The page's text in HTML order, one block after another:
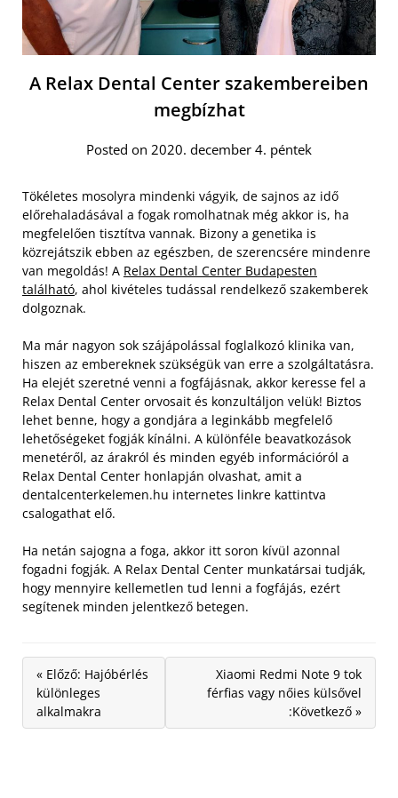
A Relax Dental Center szakembereiben
megbízhat
Posted on 2020. december 4. péntek
Tökéletes mosolyra mindenki vágyik, de sajnos az idő
előrehaladásával a fogak romolhatnak még akkor is, ha
megfelelően tisztítva vannak. Bizony a genetika is
közrejátszik ebben az egészben, de szerencsére mindenre
van megoldás! A Relax Dental Center Budapesten
található, ahol kivételes tudással rendelkező szakemberek
dolgoznak.
Ma már nagyon sok szájápolással foglalkozó klinika van,
hiszen az embereknek szükségük van erre a szolgáltatásra.
Ha elejét szeretné venni a fogfájásnak, akkor keresse fel a
Relax Dental Center orvosait és konzultáljon velük! Biztos
lehet benne, hogy a gondjára a leginkább megfelelő
lehetőségeket fogják kínálni. A különféle beavatkozások
menetéről, az árakról és minden egyéb információról a
Relax Dental Center honlapján olvashat, amit a
dentalcenterkelemen.hu internetes linkre kattintva
csalogathat elő.
Ha netán sajogna a foga, akkor itt soron kívül azonnal
fogadni fogják. A Relax Dental Center munkatársai tudják,
hogy mennyire kellemetlen tud lenni a fogfájás, ezért
segítenek minden jelentkező betegen.
« Előző: Hajóbérlés
különleges
alkalmakra
Xiaomi Redmi Note 9 tok
férfias vagy nőies külsővel
:Következő »